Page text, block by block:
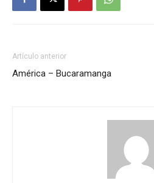
Artículo anterior
América – Bucaramanga